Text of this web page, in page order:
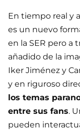
En tiempo real y
es un nuevo
en la SER pero a
añadido de la
Iker Jiménez y
y en riguroso
los temas
entre sus fans.
pueden